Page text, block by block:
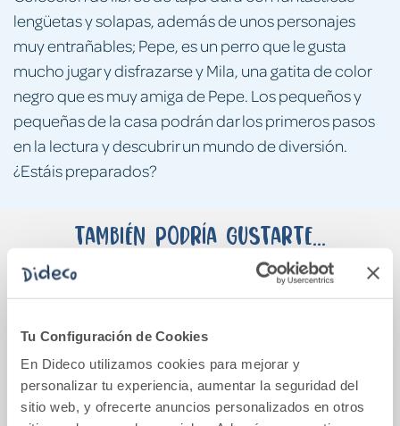
Tu Configuración de Cookies
En Dideco utilizamos cookies para mejorar y
personalizar tu experiencia, aumentar la seguridad del
sitio web, y ofrecerte anuncios personalizados en otros
lengüetas y solapas, además de unos personajes
muy entrañables; Pepe, es un perro que le gusta
mucho jugar y disfrazarse y Mila, una gatita de color
negro que es muy amiga de Pepe. Los pequeños y
pequeñas de la casa podrán dar los primeros pasos
en la lectura y descubrir un mundo de diversión.
¿Estáis preparados?
También podría gustarte...